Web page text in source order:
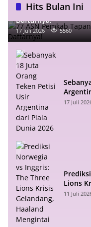
Hits Bulan Ini
77 ASN Pemkab
Daftarnya!
17 Juli 2026 5560
17 Juli
Lions
11 Juli